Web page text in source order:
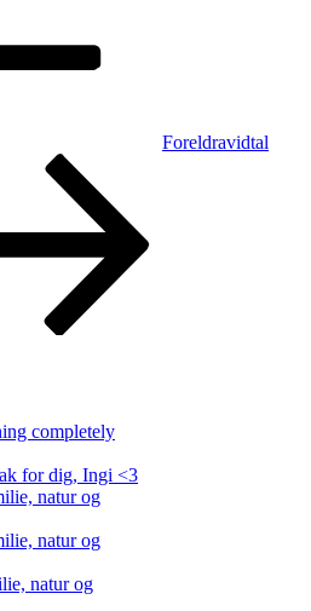
Foreldravidtal
completely
for dig, Ingi <3
natur og
natur og
natur og